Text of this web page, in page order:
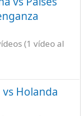
(1 vídeo al
Holanda